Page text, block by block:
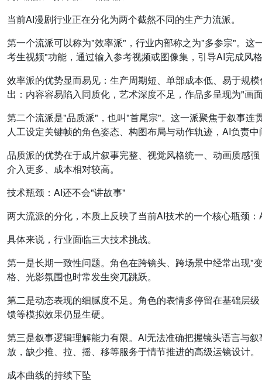
当前AI漫剧行业正在分化为两个截然不同的生产力流派。
第一个流派可以称为"效率派"，行业内部称之为"多参宗"。
考生视频"功能，通过输入参考视频或图像集，引导AI完成风
效率派的优势显而易见：生产周期短、单部成本低、易于规
出：内容容易陷入同质化，艺术深度不足，作品多呈现为"画
第二个流派是"品质派"，也叫"首尾宗"。这一派聚焦于叙事
人工设定关键帧的角色姿态、构图布局与动作轨迹，AI负责
品质派的优势在于成片叙事完整、视觉风格统一、动画质感
介入更多、成本相对较高。
技术瓶颈：AI还不会"讲故事"
两大流派的分化，本质上反映了当前AI技术的一个核心瓶颈
具体来说，行业面临三大技术挑战。
第一是长期一致性问题。角色在跨镜头、跨场景中经常出现
格、光影氛围也时常发生突兀跳跃。
第二是动态表现的细腻度不足。角色的表情多停留在基础层
馈等模拟效果仍显生硬。
第三是叙事逻辑理解能力有限。AI无法准确把握镜头语言与
放，缺少推、拉、摇、移等服务于情节推进的高级运镜设计。
成本曲线的持续下坠